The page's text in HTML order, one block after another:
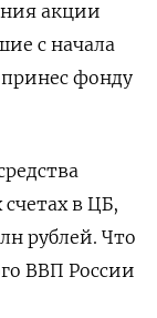
акции
с начала
фонду
в ЦБ,
рублей. Что
ВВП России